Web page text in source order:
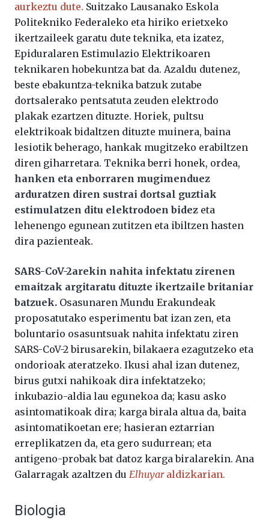
aurkeztu dute. Suitzako Lausanako Eskola
Politekniko Federaleko eta hiriko erietxeko
ikertzaileek garatu dute teknika, eta izatez,
Epiduralaren Estimulazio Elektrikoaren
teknikaren hobekuntza bat da. Azaldu dutenez,
beste ebakuntza-teknika batzuk zutabe
dortsalerako pentsatuta zeuden elektrodo
plakak ezartzen dituzte. Horiek, pultsu
elektrikoak bidaltzen dituzte muinera, baina
lesiotik beherago, hankak mugitzeko erabiltzen
diren giharretara. Teknika berri honek, ordea,
hanken eta enborraren mugimenduez
arduratzen diren sustrai dortsal guztiak
estimulatzen ditu elektrodoen bidez eta
lehenengo egunean zutitzen eta ibiltzen hasten
dira pazienteak.
SARS-CoV-2arekin nahita infektatu zirenen
emaitzak argitaratu dituzte ikertzaile britaniar
batzuek. Osasunaren Mundu Erakundeak
proposatutako esperimentu bat izan zen, eta
boluntario osasuntsuak nahita infektatu ziren
SARS-CoV-2 birusarekin, bilakaera ezagutzeko eta
ondorioak ateratzeko. Ikusi ahal izan dutenez,
birus gutxi nahikoak dira infektatzeko;
inkubazio-aldia lau egunekoa da; kasu asko
asintomatikoak dira; karga birala altua da, baita
asintomatikoetan ere; hasieran eztarrian
erreplikatzen da, eta gero sudurrean; eta
antigeno-probak bat datoz karga biralarekin. Ana
Galarragak azaltzen du Elhuyaraldizkarian.
Biologia